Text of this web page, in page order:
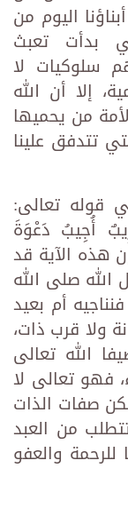
اليوم من
بدأت تعبث
سلوكيات لا
إلا أن الله
من يحميها
تتدفق علينا
قوله تعالى:
أُجِيبُ دَعْوَةَ
هذه الآية قد
صلى الله
أم بعيد
ولا قرب ذات،
الله تعالى
فهو تعالى لا
صفات الذات
من العبد
للرحمة والعفو